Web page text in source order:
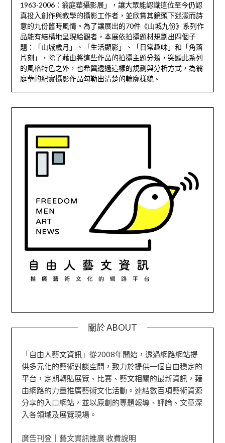
1963-2006：翁庭華攝影展」，讓大眾能認識這位至今仍認
真投入創作與教學的攝影工作者，並欣賞其鏡頭下迷濛而詩
意的九份舊時風情。為了讓展出的70件《山城九份》系列作
品能有結構地呈現給觀者，本展依拍攝題材規劃出四個子
題：「山城歲月」、「生活顯影」、「日常趣味」和「角落
片刻」，除了藉由將這些作品的拍攝主題分類，突顯此系列
的風格特色之外，也希冀透過這樣的規劃與分析方式，為翁
庭華的紀實攝影作品勾勒出清楚的輪廓樣貌。
關於 ABOUT
「自由人藝文資訊」從2008年開始，透過網路網站提
供多元化的藝術對談空間，致力於提供一個自由穩定的
平台，定期轉貼展覽、比賽、藝文相關的最新資訊，藉
由網路的力量推廣藝術文化活動。連結數百項藝術資源
分享的入口網站，並以原創的專題報導、評論、文章深
入各領域及展覽現場。
廣告刊登｜藝文資訊推廣 收費說明